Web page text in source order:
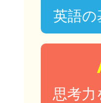
英語
思考